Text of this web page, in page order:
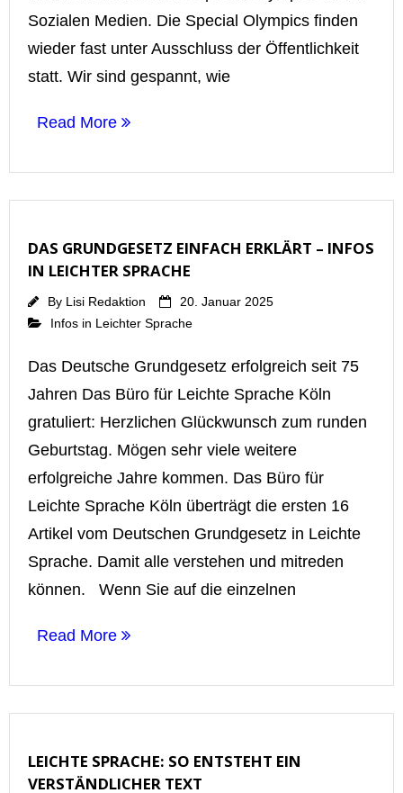
Sozialen Medien. Die Special Olympics finden
wieder fast unter Ausschluss der Öffentlichkeit
statt. Wir sind gespannt, wie
Read More
DAS GRUNDGESETZ EINFACH ERKLÄRT – INFOS
IN LEICHTER SPRACHE
By Lisi Redaktion
20. Januar 2025
Infos in Leichter Sprache
Das Deutsche Grundgesetz erfolgreich seit 75
Jahren Das Büro für Leichte Sprache Köln
gratuliert: Herzlichen Glückwunsch zum runden
Geburtstag. Mögen sehr viele weitere
erfolgreiche Jahre kommen. Das Büro für
Leichte Sprache Köln überträgt die ersten 16
Artikel vom Deutschen Grundgesetz in Leichte
Sprache. Damit alle verstehen und mitreden
können. Wenn Sie auf die einzelnen
Read More
LEICHTE SPRACHE: SO ENTSTEHT EIN
VERSTÄNDLICHER TEXT